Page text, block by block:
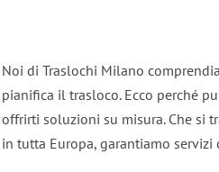
Noi di Traslochi Milano
pianifica il trasloco. Ecco perché
offrirti soluzioni su misura. Che si
in tutta Europa, garantiamo